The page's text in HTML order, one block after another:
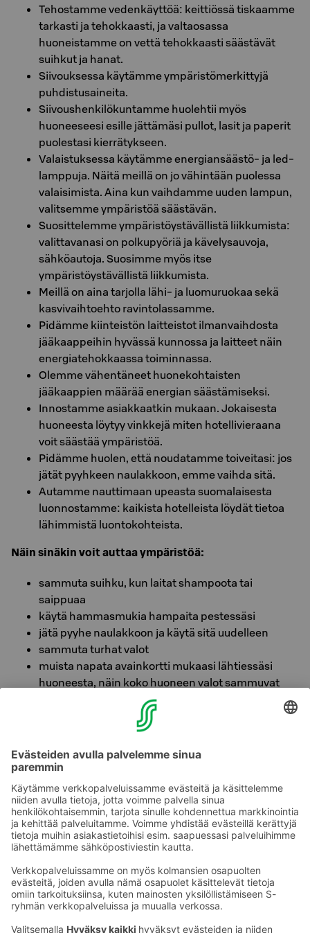
Tehostamme vedenkäyttöä: keittiössä tiskaamme
tarkasti ja tehokkaasti, ja valtaosassa
huoneistamme on vettä tehokkaasti säästävät
suihkut ja hanat.
Siivouksessa käytämme ympäristömerkittyjä
puhdistusaineita.
Siivoushenkilökuntamme huolehtii myös
huoneeseesi esille jättämäsi pullot, lasit ja paperit
puolestasi kierrätykseen.
Valaistuksessa käytämme energiansäästö- ja led-
lamppuja. Näitä meillä on jo vähintään puolessa
valaisimista. Aina kun vaihdamme uuden lampun,
valitsemme ympäristöä säästävän.
Suosittelemme ympäristöystävällistä liikkumista:
valittavanasi on polkupyöriä ja kävelysauvoja,
sähköautoja. Suosimme myös itse
ympäristöystävällistä liikkumista.
Meillä on aina tarjolla lähi- ja luomuruokaa sekä
kasvivaihtoehto ravintolassamme.
Pidämme kiinteistön laitteistot ilmanvaihdosta
jääkaappeihin hyvässä kunnossa ja laitteet näin
energiatehokkaassa toiminnassa.
Olemme vähentäneet huonekohtaisten
jääkaappien määrää energian säästämiseksi.
Innostamme asiakkaatkin mukaan. Jokaisesta
huoneesta löytyy vinkkejä miten hotellivieraana
voit säästää ympäristöä.
Pidämme huolen, että noudatamme toiveitasi: jos
jätät pyyhkeen naulakkoon, emme vaihda sitä.
Autamme nauttimaan upeasta suomalaisesta
luonnostamme: kaikista hotelleista löydät tietoa
lähimmistä luontokohteista.
Näin sinäkin voit auttaa ympäristöä:
sammuta suihku, kun laitat shampoota tai
saippuaa
käytä hammasmukia hampaita pestessäsi
jätä pyyhe naulakkoon ja käytä sitä uudelleen
sammuta turhat valot
muista napata avainkortti mukaasi lähtiessäsi
huoneesta, näin koko huoneen valot sammuvat
valitse aamiaisella lähi-, luomu- ja kasvisruokaa
syö aina kaikki minkä otat
lajittele roskat. Huoneen pöydälle jättämäsi pullot,
paperit ja lasit huonesiivous lajittelee eteenpäin.
tutustu nähtävyyksiin pyöräillen tai kävellen, kysy
hotellista bussiaikatauluista ja muusta julkisesta
käytä portaita hissien sijaan
Ota yhteyttä
Hotellien yhteystiedot
Asiakaspalvelun yhteystiedot›
Sokos Hotels uutiskirje
Tilaa uutiskirje
Saat Sokos Hotellien uusimmat